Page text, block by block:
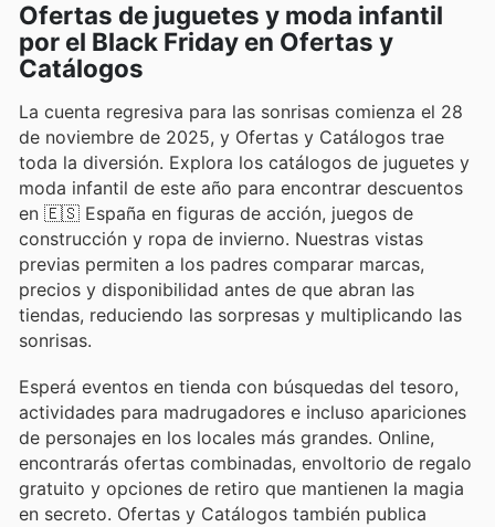
Ofertas de juguetes y moda infantil
por el Black Friday en Ofertas y
Catálogos
La cuenta regresiva para las sonrisas comienza el 28
de noviembre de 2025, y Ofertas y Catálogos trae
toda la diversión. Explora los catálogos de juguetes y
moda infantil de este año para encontrar descuentos
en 🇪🇸 España en figuras de acción, juegos de
construcción y ropa de invierno. Nuestras vistas
previas permiten a los padres comparar marcas,
precios y disponibilidad antes de que abran las
tiendas, reduciendo las sorpresas y multiplicando las
sonrisas.
Esperá eventos en tienda con búsquedas del tesoro,
actividades para madrugadores e incluso apariciones
de personajes en los locales más grandes. Online,
encontrarás ofertas combinadas, envoltorio de regalo
gratuito y opciones de retiro que mantienen la magia
en secreto. Ofertas y Catálogos también publica